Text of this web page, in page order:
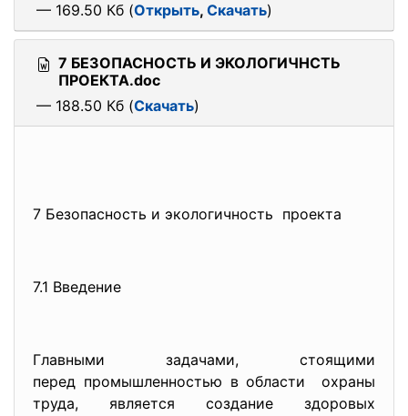
— 169.50 Кб (Открыть, Скачать)
7 БЕЗОПАСНОСТЬ И ЭКОЛОГИЧНСТЬ
ПРОЕКТА.doc
— 188.50 Кб (Скачать)
7 Безопасность и экологичность проекта
7.1 Введение
Главными задачами, стоящими
перед промышленностью вобласти охраны
труда, является создание здоровых